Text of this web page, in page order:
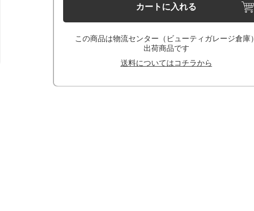
カートに入れる
この商品は物流センター（ビューティガレージ倉庫）
出荷商品です
送料についてはコチラから